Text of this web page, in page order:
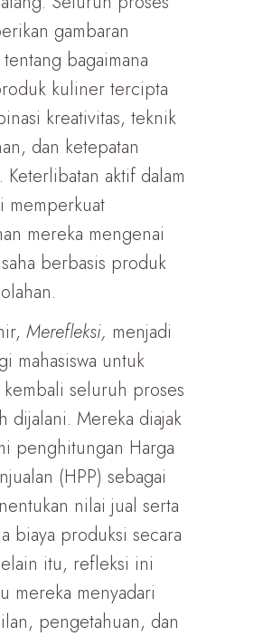
gambaran
bagaimana
kuliner tercipta
kreativitas, teknik
dan ketepatan
Keterlibatan aktif dalam
memperkuat
mereka mengenai
berbasis produk
Merefleksi, menjadi
mahasiswa untuk
seluruh proses
dijalani. Mereka diajak
penghitungan Harga
(HPP) sebagai
nilai jual serta
biaya produksi secara
itu, refleksi ini
mereka menyadari
pengetahuan, dan